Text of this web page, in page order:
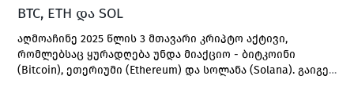
BTC, ETH და SOL
აღმოაჩინე 2025 წლის 3 მთავარი კრიპტო აქტივი,
რომლებსაც ყურადღება უნდა მიაქციო - ბიტკოინი
(Bitcoin), ეთერიუმი (Ethereum) და სოლანა (Solana). გაიგე